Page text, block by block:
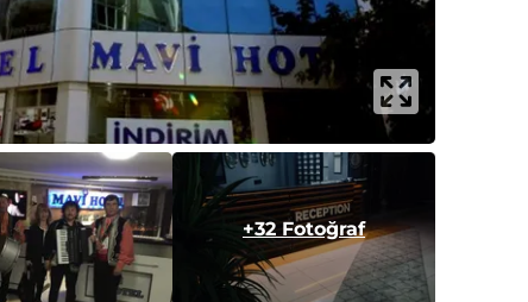
+32 Fotoğraf